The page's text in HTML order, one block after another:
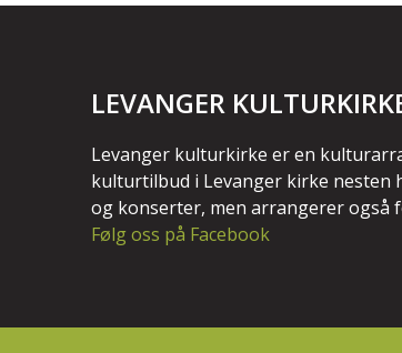
LEVANGER
Levanger kulturkirke er en
kulturtilbud i Levanger kirke nesten
og konserter, men arrangerer også
Følg oss på Facebook